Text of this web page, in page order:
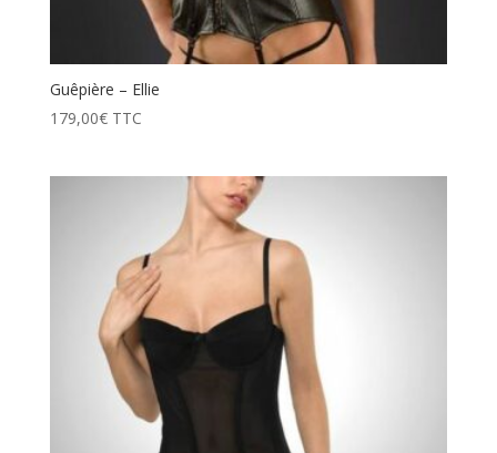
Guêpière – Ellie
179,00€ TTC